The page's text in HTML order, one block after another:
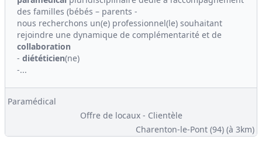
des familles (bébés – parents -
nous recherchons un(e) professionnel(le) souhaitant
rejoindre une dynamique de complémentarité et de
collaboration
- diététicien(ne)
-...
Paramédical
Offre de locaux - Clientèle
Charenton-le-Pont (94) (à 3km)